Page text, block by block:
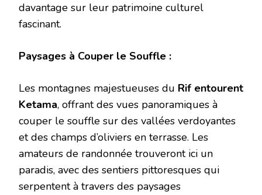
davantage sur leur patrimoine culturel
fascinant.
Paysages à Couper le Souffle :
Les montagnes majestueuses du Rif entourent
Ketama, offrant des vues panoramiques à
couper le souffle sur des vallées verdoyantes
et des champs d’oliviers en terrasse. Les
amateurs de randonnée trouveront ici un
paradis, avec des sentiers pittoresques qui
serpentent à travers des paysages